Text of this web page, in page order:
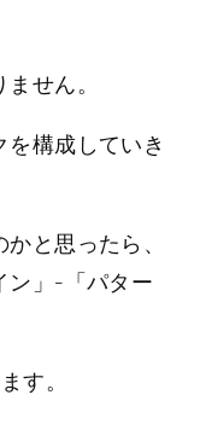
せん。
構成していき
と思ったら、
ン」-「パター
す。